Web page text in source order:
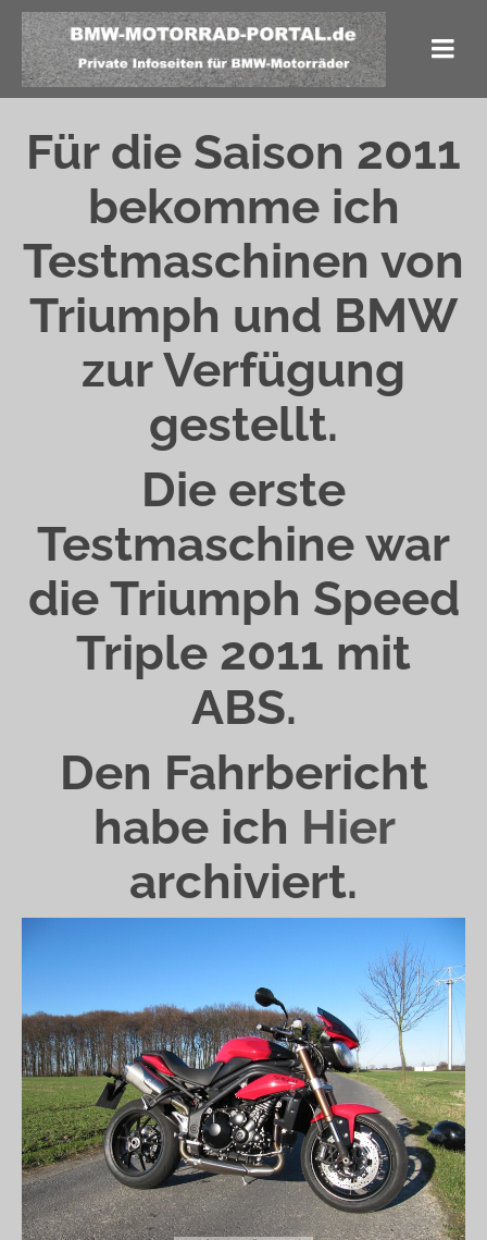
Für die Saison 2011
bekomme ich
Testmaschinen von
Triumph und BMW
zur Verfügung
gestellt.
Die erste
Testmaschine war
die Triumph Speed
Triple 2011 mit
ABS.
Den Fahrbericht
habe ich Hier
archiviert.